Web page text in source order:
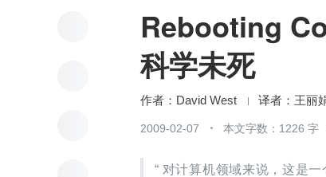
Rebooting
科学未死
David West 王丽
2009-02-07 本文字数：1226 字
“ 对计算机领域来说，这是